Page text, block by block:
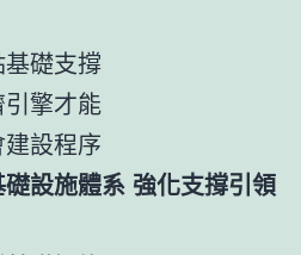
礎支撐
擎才能
設程序
設施體系 強化支撐引領